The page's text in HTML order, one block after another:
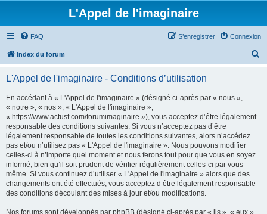
L'Appel de l'imaginaire
FAQ Connexion
S’enregistrer
Index du forum
L'Appel de l'imaginaire - Conditions d’utilisation
En accédant à « L'Appel de l'imaginaire » (désigné ci-après par « nous »,
« notre », « nos », « L'Appel de l'imaginaire »,
« https://www.actusf.com/forumimaginaire »), vous acceptez d’être légalement
responsable des conditions suivantes. Si vous n’acceptez pas d’être
légalement responsable de toutes les conditions suivantes, alors n’accédez
pas et/ou n’utilisez pas « L'Appel de l'imaginaire ». Nous pouvons modifier
celles-ci à n’importe quel moment et nous ferons tout pour que vous en soyez
informé, bien qu’il soit prudent de vérifier régulièrement celles-ci par vous-
même. Si vous continuez d’utiliser « L'Appel de l'imaginaire » alors que des
changements ont été effectués, vous acceptez d’être légalement responsable
des conditions découlant des mises à jour et/ou modifications.
Nos forums sont développés par phpBB (désigné ci-après par « ils », « eux »,